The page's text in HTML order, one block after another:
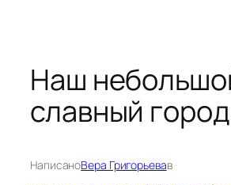
Наш
славный
НаписаноВера Григорьевав